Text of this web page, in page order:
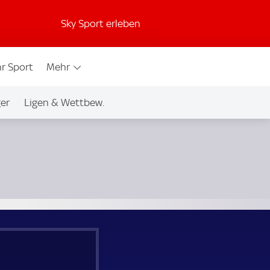
Sky Sport erleben
Sport Mehr
Ligen & Wettbew.